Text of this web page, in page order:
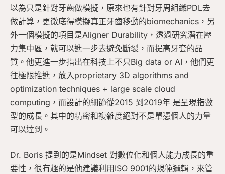
以為只是針對牙齒做模擬，原來也有針對牙周組織PDL去
做計算，更徹底得模擬真正牙齒移動的biomechanics，另
外一個模擬的項目是Aligner Durability，透過研究潛在壓
力集中區，就可以進一步去避免斷裂，而提高牙套的品
質。他更進一步指出在科技上不只Big data or AI，他們更
往極限推進，放入proprietary 3D algorithms and
optimization techniques + large scale cloud
computing，而設計的細節從2015 到2019年 是呈現指數
型的成長。其中的精密和複雜度絕對不是單憑個人的力量
可以達到。
Dr. Boris 提到的是Mindset 對數位化和個人能力成長的重
要性，很有趣的是他建議利用ISO 9001的規範邏輯，來管